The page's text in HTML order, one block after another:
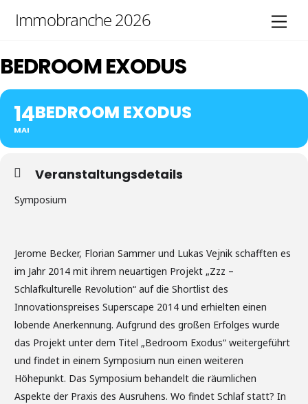
Immobranche 2026
BEDROOM EXODUS
14
MAI
BEDROOM EXODUS
Veranstaltungsdetails
Symposium
Jerome Becker, Florian Sammer und Lukas Vejnik schafften es
im Jahr 2014 mit ihrem neuartigen Projekt „Zzz –
Schlafkulturelle Revolution“ auf die Shortlist des
Innovationspreises Superscape 2014 und erhielten einen
lobende Anerkennung. Aufgrund des großen Erfolges wurde
das Projekt unter dem Titel „Bedroom Exodus“ weitergeführt
und findet in einem Symposium nun einen weiteren
Höhepunkt. Das Symposium behandelt die räumlichen
Aspekte der Praxis des Ausruhens. Wo findet Schlaf statt? In